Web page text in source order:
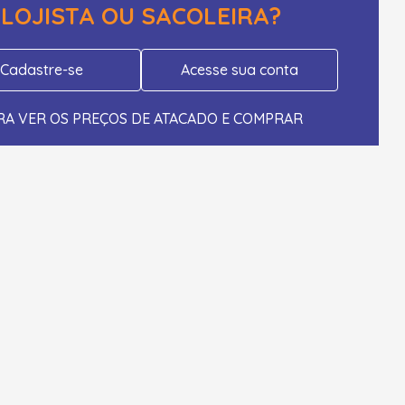
LOJISTA OU SACOLEIRA?
Cadastre-se Acesse sua conta
VER OS PREÇOS DE ATACADO E COMPRAR